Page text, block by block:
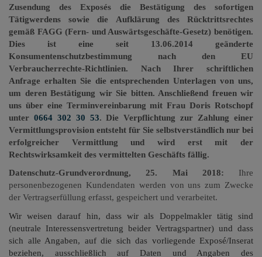
Zusendung des Exposés die Bestätigung des sofortigen
Tätigwerdens sowie die Aufklärung des Rücktrittsrechtes
gemäß FAGG (Fern- und Auswärtsgeschäfte-Gesetz) benötigen.
Dies ist eine seit 13.06.2014 geänderte
Konsumentenschutzbestimmung nach den EU
Verbraucherrechte-Richtlinien. Nach Ihrer schriftlichen
Anfrage erhalten Sie die entsprechenden Unterlagen von uns,
um deren Bestätigung wir Sie bitten. Anschließend freuen wir
uns über eine Terminvereinbarung mit Frau Doris Rotschopf
unter 0664 302 30 53. Die Verpflichtung zur Zahlung einer
Vermittlungsprovision entsteht für Sie selbstverständlich nur bei
erfolgreicher Vermittlung und wird erst mit der
Rechtswirksamkeit des vermittelten Geschäfts fällig.
Datenschutz-Grundverordnung, 25. Mai 2018: Ihre
personenbezogenen Kundendaten werden von uns zum Zwecke
der Vertragserfüllung erfasst, gespeichert und verarbeitet.
Wir weisen darauf hin, dass wir als Doppelmakler tätig sind
(neutrale Interessensvertretung beider Vertragspartner) und dass
sich alle Angaben, auf die sich das vorliegende Exposé/Inserat
beziehen, ausschließlich auf Daten und Angaben des